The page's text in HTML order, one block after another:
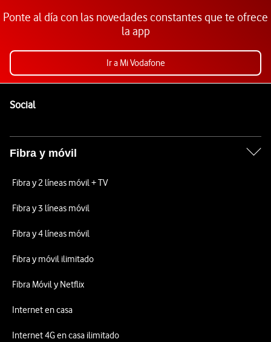
Ponte al día con las novedades constantes que te ofrece
la app
Ir a Mi Vodafone
SocialEnlaces a las redes sociales de Vodafone
Fibra y móvil
Fibra y 2 líneas móvil + TV
Fibra y 3 líneas móvil
Fibra y 4 líneas móvil
Fibra y móvil ilimitado
Fibra Móvil y Netflix
Internet en casa
Internet 4G en casa ilimitado